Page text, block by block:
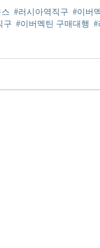
#러시아역직구 #이버
구 #이버멕틴 구매대행 #